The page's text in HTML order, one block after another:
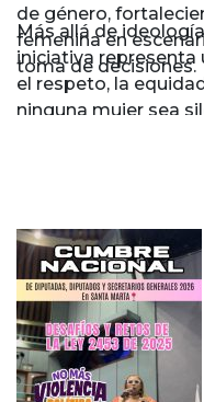
de género,
femenina en
toma de decisiones.
Más allá de
iniciativa representa
el respeto, la
ninguna mujer sea